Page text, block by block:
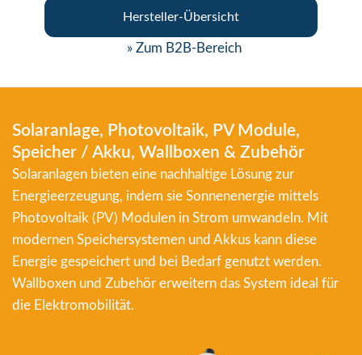
Hersteller-Übersicht
» Zum B2B-Bereich
Solaranlage, Photovoltaik, PV Module,
Speicher / Akku, Wallboxen & Zubehör
Solaranlagen bieten eine nachhaltige Lösung zur
Energieerzeugung, indem sie Sonnenenergie mittels
Photovoltaik (PV) Modulen in Strom umwandeln. Mit
modernen Speichersystemen und Akkus kann diese
Energie gespeichert und bei Bedarf genutzt werden.
Wallboxen und Zubehör erweitern das System ideal für
die Elektromobilität.